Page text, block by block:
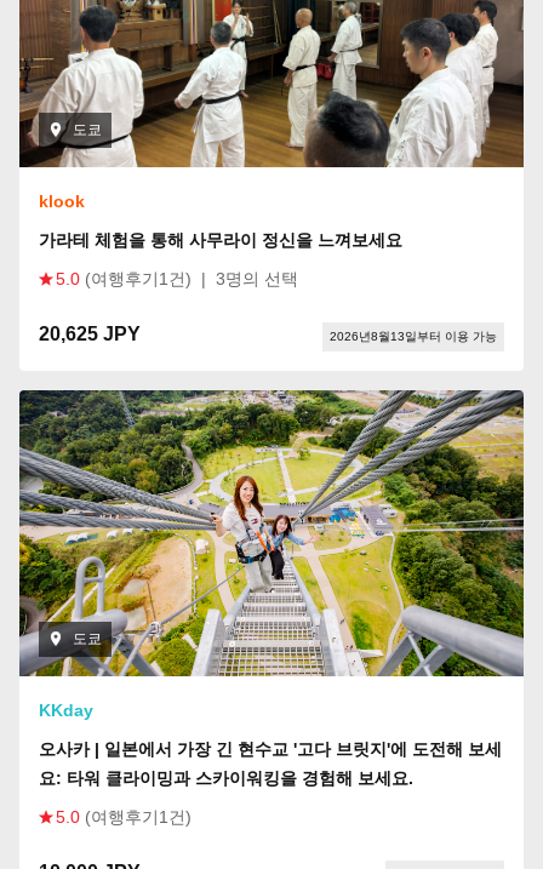
도쿄
klook
가라테 체험을 통해 사무라이 정신을 느껴보세요
5.0 (여행후기1건) | 3명의 선택
20,625 JPY 2026년8월13일부터 이용 가능
도쿄
KKday
오사카 | 일본에서 가장 긴 현수교 '고다 브릿지'에 도전해 보세
요: 타워 클라이밍과 스카이워킹을 경험해 보세요.
5.0 (여행후기1건)